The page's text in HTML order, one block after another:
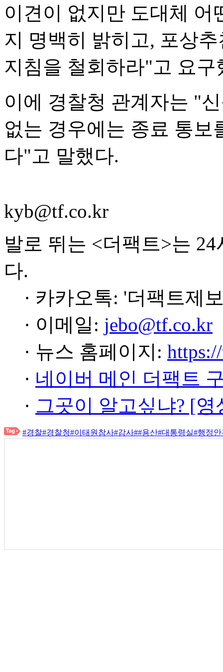
이견이 없지만 도대체
지 명백히 밝히고, 포상
지침을 철회하라"고 요구
이에 경찰청 관계자는 "
없는 경우에는 종료 통보
다"고 말했다.
kyb@tf.co.kr
발로 뛰는 <더팩트>는
다.
· 카카오톡: '더팩트제
· 이메일: jebo@tf.co.kr
· 뉴스 홈페이지:
· 네이버 메인 더팩트
· 그곳이 알고싶냐? [
#경찰#경찰청#이태원참사#감사##용산#대통령실#행정